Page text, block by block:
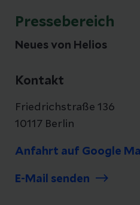
Gesundheitskonzerns
damit dem Thema
Pressebereich
Neues von Helios
Kontakt
Friedrichstraße 136
10117 Berlin
Anfahrt auf Google
E-Mail senden